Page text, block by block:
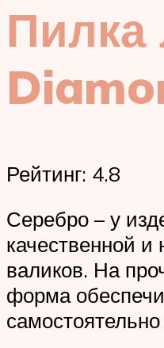
Пилка
Рейтинг: 4.8
Серебро – у
качественной
валиков. На
форма